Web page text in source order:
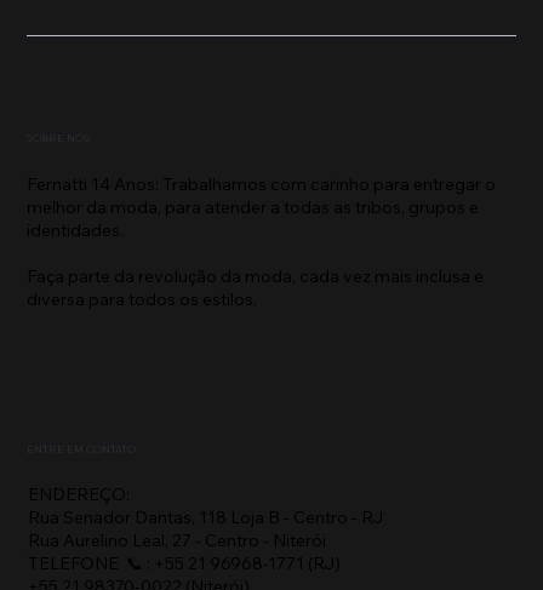
SOBRE NÓS
Fernatti 14 Anos: Trabalhamos com carinho para entregar o
melhor da moda, para atender a todas as tribos, grupos e
identidades.
Faça parte da revolução da moda, cada vez mais inclusa e
diversa para todos os estilos.
ENTRE EM CONTATO
ENDEREÇO:
Rua Senador Dantas, 118 Loja B - Centro - RJ
Rua Aurelino Leal, 27 - Centro - Niterói
TELEFONE 📞 : +55 21 96968-1771 (RJ)